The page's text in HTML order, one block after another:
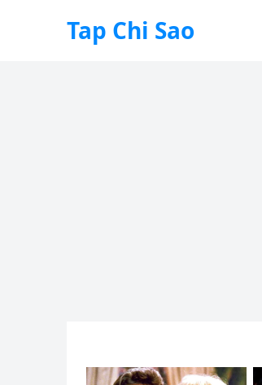
Tap Chi Sao